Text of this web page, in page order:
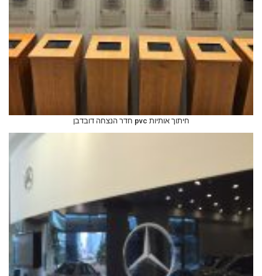
חיתוך אותיות pvc חדר הנצחה דובדבן